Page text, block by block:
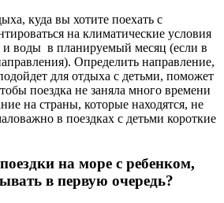
куда вы хотите поехать с
на климатические условия
и воды в планируемый месяц (если в
Определить направление,
для отдыха с детьми, поможет
поездка не заняла много времени
на страны, которые находятся, не
в поездках с детьми короткие
на море с ребенком,
в первую очередь?